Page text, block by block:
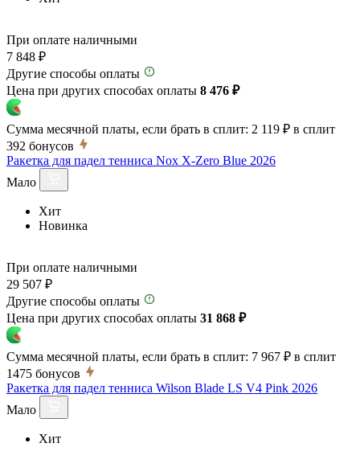
При оплате наличными
7 848 ₽
Другие способы оплаты
Цена при других способах оплаты 8 476 ₽
Сумма месячной платы, если брать в сплит: 2 119 ₽ в сплит
392 бонусов
Ракетка для падел тенниса Nox X-Zero Blue 2026
Мало
Хит
Новинка
При оплате наличными
29 507 ₽
Другие способы оплаты
Цена при других способах оплаты 31 868 ₽
Сумма месячной платы, если брать в сплит: 7 967 ₽ в сплит
1475 бонусов
Ракетка для падел тенниса Wilson Blade LS V4 Pink 2026
Мало
Хит